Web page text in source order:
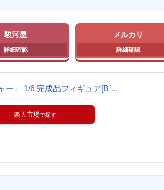
駿河屋 メルカリ
」 1/6 完成品フィギュア[B´...
楽天市場